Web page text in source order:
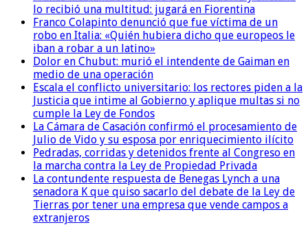
lo recibió una multitud: jugará en Fiorentina
Franco Colapinto denunció que fue víctima de un
robo en Italia: «Quién hubiera dicho que europeos le
iban a robar a un latino»
Dolor en Chubut: murió el intendente de Gaiman en
medio de una operación
Escala el conflicto universitario: los rectores piden a la
Justicia que intime al Gobierno y aplique multas si no
cumple la Ley de Fondos
La Cámara de Casación confirmó el procesamiento de
Julio de Vido y su esposa por enriquecimiento ilícito
Pedradas, corridas y detenidos frente al Congreso en
la marcha contra la Ley de Propiedad Privada
La contundente respuesta de Benegas Lynch a una
senadora K que quiso sacarlo del debate de la Ley de
Tierras por tener una empresa que vende campos a
extranjeros